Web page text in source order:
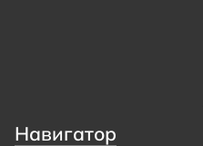
Навигатор